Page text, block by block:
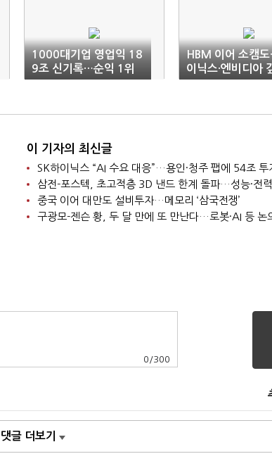
1000대기업 영업익 18
9조 신기록…순익 1위
는 SK하이닉스
HBM 이어 소캠
이닉스·엔비디아
는 ‘밀월’
이 기자의 최신글
SK하이닉스 “AI 수요 대응”…용인·청주 팹에 54조 투
삼전-포스텍, 초고적층 3D 낸드 한계 돌파…성능·전
중국 이어 대만도 설비투자…메모리 ‘삼국전쟁’
구광모-젠슨 황, 두 달 만에 또 만난다…로봇·AI 등 논
0 /300
댓글 더보기